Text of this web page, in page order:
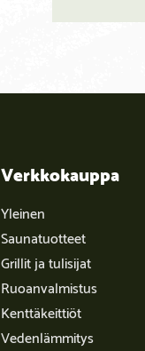
Verkkokauppa
Yleinen
Saunatuotteet
Grillit ja tulisijat
Ruoanvalmistus
Kenttäkeittiöt
Vedenlämmitys